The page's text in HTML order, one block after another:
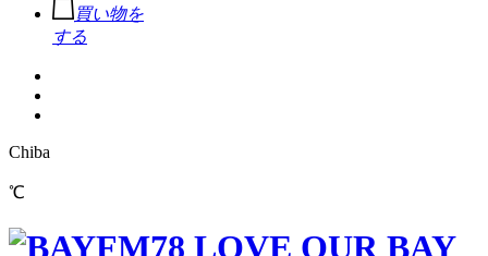
買い物を
する
Chiba
℃